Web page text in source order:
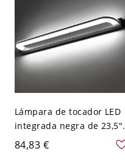
Lámpara de tocador LED
integrada negra de 23,5"
con pantalla, aplique
moderno para baño en
84,83 €